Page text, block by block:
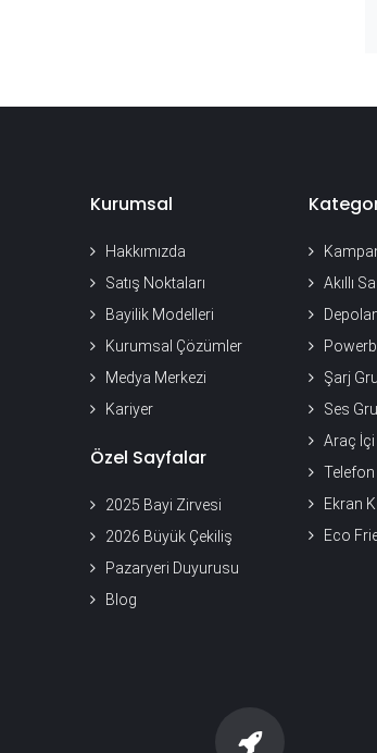
Kurumsal
Hakkımızda
Satış Noktaları
Bayilik Modelleri
Kurumsal Çözümler
Medya Merkezi
Kariyer
Özel Sayfalar
2025 Bayi Zirvesi
2026 Büyük Çekiliş
Pazaryeri Duyurusu
Blog
Akıllı
Şarj
Ses
Araç İçi
Telefon
Ekran
Eco